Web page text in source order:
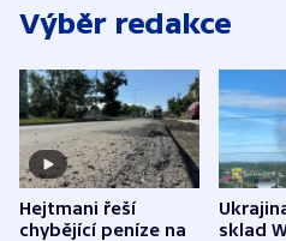
Výběr redakce
Hejtmani řeší
chybějící peníze na
sklad